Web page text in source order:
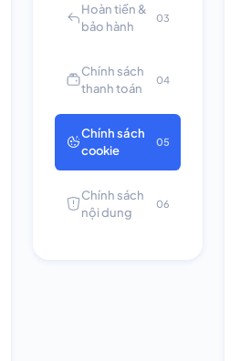
Hoàn tiền &
bảo hành
03
Chính sách
thanh toán
04
Chính sách
cookie
05
Chính sách
nội dung
06